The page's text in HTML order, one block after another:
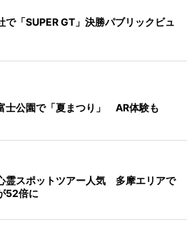
で「SUPER GT」決勝パブリックビュ
士公園で「夏まつり」 AR体験も
霊スポットツアー人気 多摩エリアで
52倍に